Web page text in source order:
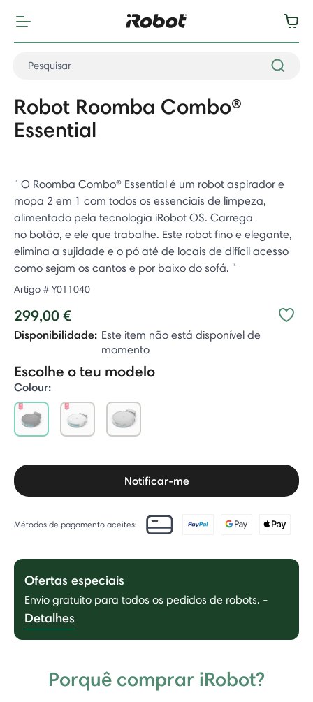
Robot Roomba Combo®
Essential
" O Roomba Combo® Essential é um robot aspirador e
mopa 2 em 1 com todos os essenciais de limpeza,
alimentado pela tecnologia iRobot OS. Carrega
no botão, e ele que trabalhe. Este robot fino e elegante,
elimina a sujidade e o pó até de locais de difícil acesso
como sejam os cantos e por baixo do sofá. ​"
Artigo # Y011040
299,00 €
Disponibilidade: Este item não está disponível de
momento
Escolhe o teu modelo
Colour:
Notificar-me
Métodos de pagamento aceites:
Ofertas especiais
Envio gratuito para todos os pedidos de robots. -
Detalhes
Porquê comprar iRobot?